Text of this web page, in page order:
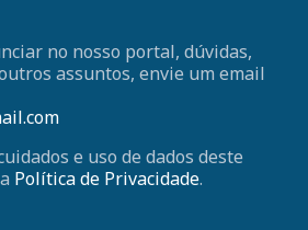
no nosso portal, dúvidas,
assuntos, envie um email
e uso de dados deste
Política de Privacidade.